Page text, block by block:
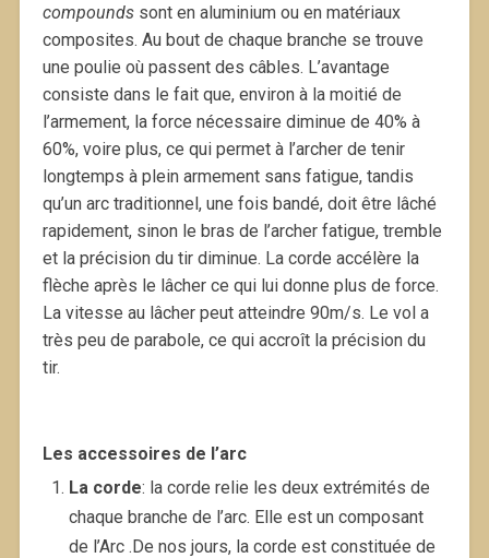
compoundssont en aluminium ou en matériaux
composites. Au bout de chaque branche se trouve
une poulie où passent des câbles. L’avantage
consiste dans le fait que, environ à la moitié de
l’armement, la force nécessaire diminue de 40% à
60%, voire plus, ce qui permet à l’archer de tenir
longtemps à plein armement sans fatigue, tandis
qu’un arc traditionnel, une fois bandé, doit être lâché
rapidement, sinon le bras de l’archer fatigue, tremble
et la précision du tir diminue. La corde accélère la
flèche après le lâcher ce qui lui donne plus de force.
La vitesse au lâcher peut atteindre 90m/s. Le vol a
très peu de parabole, ce qui accroît la précision du
tir.
Les accessoires de l’arc
La corde: la corde relie les deux extrémités de
chaque branche de l’arc. Elle est un composant
de l’Arc .De nos jours, la corde est constituée de